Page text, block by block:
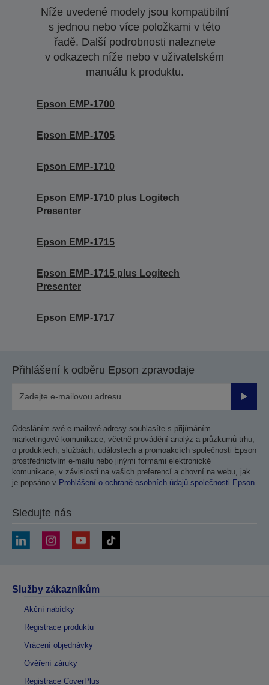
Níže uvedené modely jsou kompatibilní
s jednou nebo více položkami v této
řadě. Další podrobnosti naleznete
v odkazech níže nebo v uživatelském
manuálu k produktu.
Epson EMP-1700
Epson EMP-1705
Epson EMP-1710
Epson EMP-1710 plus Logitech
Presenter
Epson EMP-1715
Epson EMP-1715 plus Logitech
Presenter
Epson EMP-1717
Přihlášení k odběru Epson zpravodaje
Odesláním své e-mailové adresy souhlasíte s přijímáním
marketingové komunikace, včetně provádění analýz a průzkumů trhu,
o produktech, službách, událostech a promoakcích společnosti Epson
prostřednictvím e-mailu nebo jinými formami elektronické
komunikace, v závislosti na vašich preferencí a chovní na webu, jak
je popsáno v Prohlášení o ochraně osobních údajů společnosti Epson
Sledujte nás
Služby zákazníkům
Akční nabídky
Registrace produktu
Vrácení objednávky
Ověření záruky
Registrace CoverPlus